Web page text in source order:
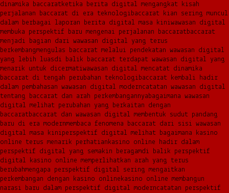
dinamika baccaratketika berita digital mengangkat kisah
perjalanan baccarat di era teknologibaccarat kian sering muncul
dalam berbagai laporan berita digital masa kiniwawasan digital
membuka perspektif baru mengenai perjalanan baccaratbaccarat
menjadi bagian dari wawasan digital yang terus
berkembangmengulas baccarat melalui pendekatan wawasan digital
yang lebih luasdi balik baccarat terdapat wawasan digital yang
menarik untuk dicermatiwawasan digital mencatat dinamika
baccarat di tengah perubahan teknologibaccarat kembali hadir
dalam pembahasan wawasan digital moderncatatan wawasan digital
tentang baccarat dan arah perkembangannyabagaimana wawasan
digital melihat perubahan yang berkaitan dengan
baccaratbaccarat dan wawasan digital membentuk sudut pandang
baru di era modernmembaca fenomena baccarat dari sisi wawasan
digital masa kiniperspektif digital melihat bagaimana kasino
online terus menarik perhatiankasino online hadir dalam
perspektif digital yang semakin beragamdi balik perspektif
digital kasino online memperlihatkan arah yang terus
berubahmengapa perspektif digital sering mengaitkan
perkembangan dengan kasino onlinekasino online membangun
narasi baru dalam perspektif digital moderncatatan perspektif